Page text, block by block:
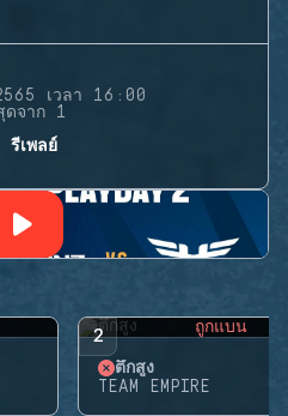
เวลา 16:00
ดจาก 1
รีเพลย์
2 ถูกแบน
ตึกสูง
TEAM EMPIRE